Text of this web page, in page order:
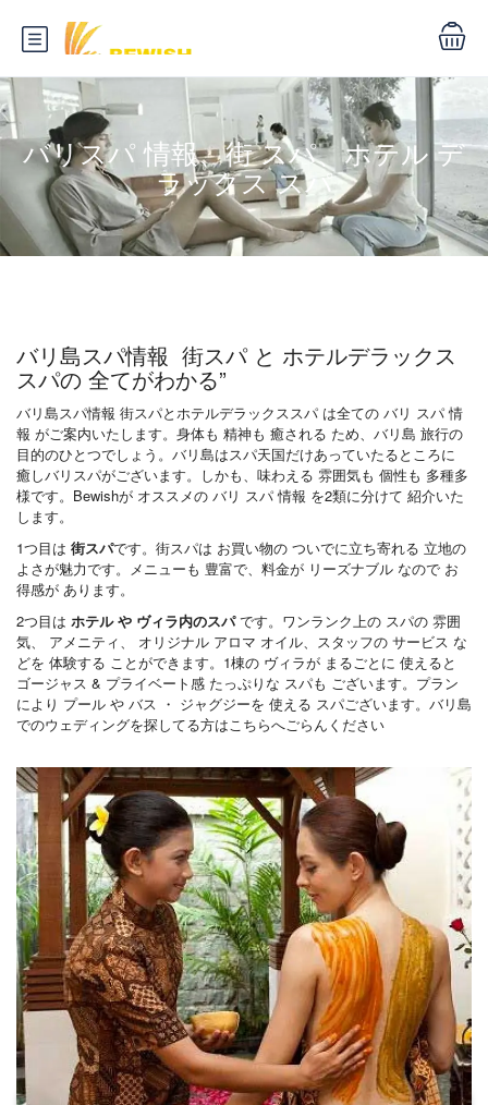
バリスパ 情報、街 スパ、ホテル デ
ラックス スパ
バリ島スパ情報 街スパ と ホテルデラックス
スパの 全てがわかる”
バリ島スパ情報 街スパとホテルデラックススパ は全ての バリ スパ 情
報 がご案内いたします。身体も 精神も 癒される ため、バリ島 旅行の
目的のひとつでしょう。バリ島はスパ天国だけあっていたるところに
癒しバリスパがございます。しかも、味わえる 雰囲気も 個性も 多種多
様です。Bewishが オススメの バリ スパ 情報 を2類に分けて 紹介いた
します。
1つ目は 街スパです。街スパは お買い物の ついでに立ち寄れる 立地の
よさが魅力です。メニューも 豊富で、料金が リーズナブル なので お
得感が あります。
2つ目は ホテル や ヴィラ内のスパです。ワンランク上の スパの 雰囲
気、 アメニティ、 オリジナル アロマ オイル、スタッフの サービス な
どを 体験する ことができます。1棟の ヴィラが まるごとに 使えると
ゴージャス & プライベート感 たっぷりな スパも ございます。プラン
により プール や バス ・ ジャグジーを 使える スパございます。バリ島
でのウェディングを探してる方はこちらへごらんください